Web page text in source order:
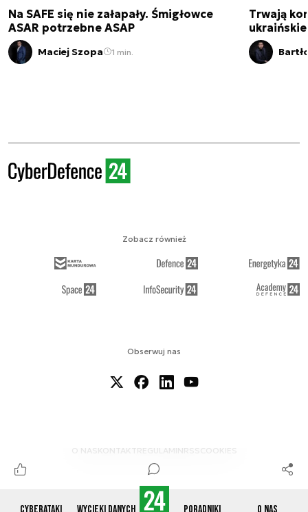
Na SAFE się nie załapały. Śmigłowce
ASAR potrzebne ASAP
Maciej Szopa 1 min.
Trwają
Obserwuj nas
O NAS KONTAKTREGULAMINRSS COOKIES
Zobacz również